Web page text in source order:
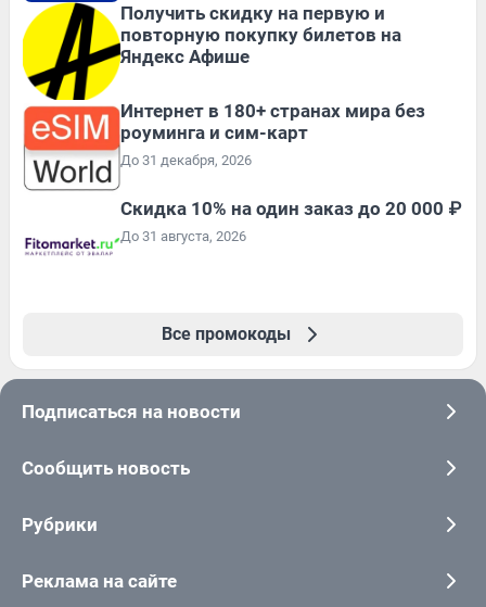
Получить скидку на первую и
повторную покупку билетов на
Яндекс Афише
Интернет в 180+ странах мира без
роуминга и сим-карт
До 31 декабря, 2026
Скидка 10% на один заказ до 20 000 ₽
До 31 августа, 2026
Все промокоды
Подписаться на новости
Сообщить новость
Рубрики
Реклама на сайте